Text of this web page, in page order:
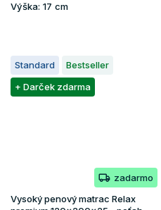
Výška: 17 cm
Standard
Bestseller
+ Darček zdarma
zadarmo
Vysoký penový matrac Relax